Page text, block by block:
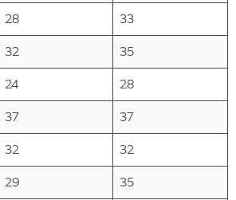
28 33
32 35
24 28
37 37
32 32
29 35